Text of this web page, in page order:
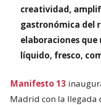
creatividad,
gastronómica del
elaboraciones
líquido, fresco,
Manifesto 13
Madrid con la llegada